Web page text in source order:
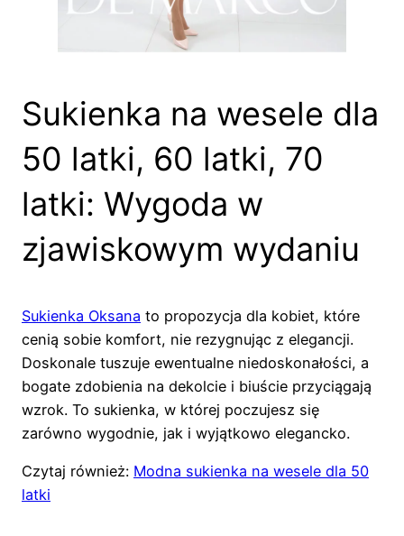
Sukienka na wesele dla
50 latki, 60 latki, 70
latki: Wygoda w
zjawiskowym wydaniu
Sukienka Oksana to propozycja dla kobiet, które
cenią sobie komfort, nie rezygnując z elegancji.
Doskonale tuszuje ewentualne niedoskonałości, a
bogate zdobienia na dekolcie i biuście przyciągają
wzrok. To sukienka, w której poczujesz się
zarówno wygodnie, jak i wyjątkowo elegancko.
Czytaj również: Modna sukienka na wesele dla 50
latki